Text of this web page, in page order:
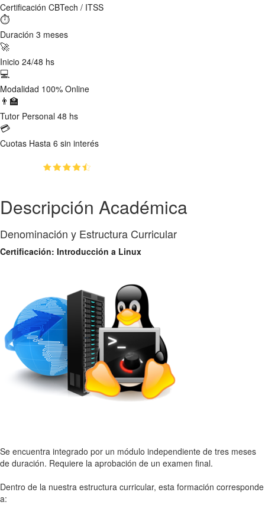
Certificación CBTech / ITSS
⏱
Duración 3 meses
🚀
Inicio 24/48 hs
💻
Modalidad 100% Online
👨‍🏫
Tutor Personal 48 hs
💳
Cuotas Hasta 6 sin interés
Descripción Académica
Denominación y Estructura Curricular
Certificación: Introducción a Linux
Se encuentra integrado por un módulo independiente de tres meses
de duración. Requiere la aprobación de un examen final.
Dentro de la nuestra estructura curricular, esta formación corresponde
a: